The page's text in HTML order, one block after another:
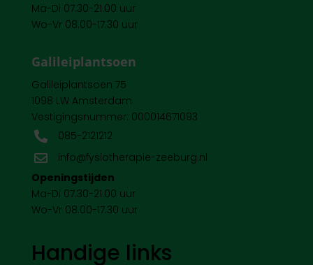
Ma-Di 07.30-21.00 uur
Wo-Vr 08.00-17.30 uur
Galileiplantsoen
Galileiplantsoen 75
1098 LW Amsterdam
Vestigingsnummer: 000014671093
 085-2121212

info@fysiotherapie-zeeburg.nl
Openingstijden
Ma-Di 07.30-21.00 uur
Wo-Vr 08.00-17.30 uur
Handige links